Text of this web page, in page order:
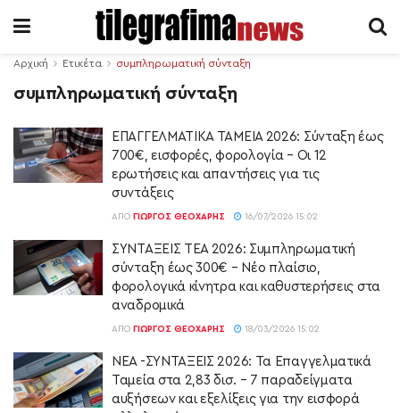
Αρχική Ετικέτα συμπληρωματική σύνταξη
συμπληρωματική σύνταξη
ΕΠΑΓΓΕΛΜΑΤΙΚΑ ΤΑΜΕΙΑ 2026: Σύνταξη έως
700€, εισφορές, φορολογία – Οι 12
ερωτήσεις και απαντήσεις για τις
συντάξεις
ΑΠΌ ΓΙΏΡΓΟΣ ΘΕΟΧΆΡΗΣ 16/07/2026 15:02
ΣΥΝΤΑΞΕΙΣ ΤΕΑ 2026: Συμπληρωματική
σύνταξη έως 300€ – Νέο πλαίσιο,
φορολογικά κίνητρα και καθυστερήσεις στα
αναδρομικά
ΑΠΌ ΓΙΏΡΓΟΣ ΘΕΟΧΆΡΗΣ 18/03/2026 15:02
ΝΕΑ -ΣΥΝΤΑΞΕΙΣ 2026: Τα Επαγγελματικά
Ταμεία στα 2,83 δισ. – 7 παραδείγματα
αυξήσεων και εξελίξεις για την εισφορά